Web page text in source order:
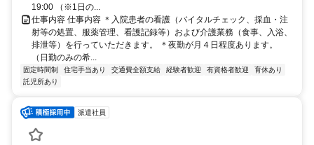
19:00 （※1日の...
仕事内容 仕事内容 ＊入院患者の看護（バイタルチェック、採血・注
射等の処置、服薬管理、看護記録等）および介護業務（食事、入浴、
排泄等）を行っていただきます。 ＊夜勤が月４日程度あります。
（日勤のみの希...
固定時間制 住宅手当あり 交通費全額支給 経験者歓迎 有資格者歓迎
育休あり
託児所あり
派遣社員